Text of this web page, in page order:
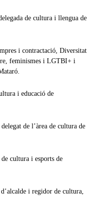
de cultura i llengua de
i contractació, Diversitat
feminismes i LGTBI+ i
i educació de
de l’àrea de cultura de
cultura i esports de
i regidor de cultura,